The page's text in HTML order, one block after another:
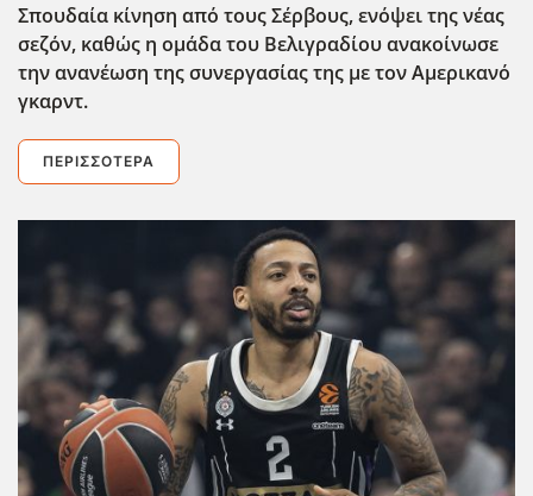
Σπουδαία κίνηση από τους Σέρβους, ενόψει της νέας
σεζόν, καθώς η ομάδα του Βελιγραδίου ανακοίνωσε
την ανανέωση της συνεργασίας της με τον Αμερικανό
γκαρντ.
ΠΕΡΙΣΣΌΤΕΡΑ